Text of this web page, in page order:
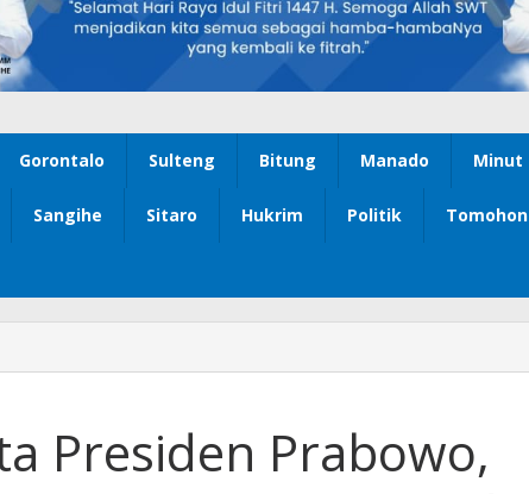
Gorontalo Sulteng Bitung Manado Minut
Sangihe Sitaro Hukrim Politik Tomohon
Presiden Prabowo,